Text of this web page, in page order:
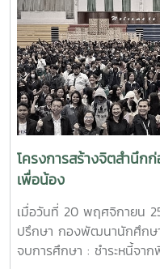
โครงการสร้างจิตสำนึก
เพื่อน้อง
เมื่อวันที่ 20 พฤศจิกายน
ปรึกษา กองพัฒนานักศึกษ
จบการศึกษา : ชำระหนี้จา